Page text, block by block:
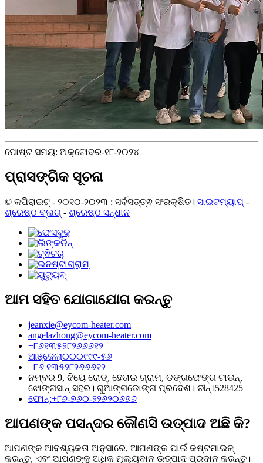
ପୋଷ୍ଟ ସମୟ: ଅକ୍ଟୋବର-୧୮-୨୦୨୪
ପ୍ରାସଙ୍ଗିକ ସୂଚନା
© କପିରାଇଟ୍ - ୨୦୧୦-୨୦୨୩ : ସର୍ବସତ୍ତ୍ଵ ସଂରକ୍ଷିତ। ସାଇଟମ୍ୟାପ୍ -
ଶ୍ରେଷ୍ଠ ବ୍ଲଗ୍ - ଶ୍ରେଷ୍ଠ ସନ୍ଧାନ
ଆମ ସହିତ ଯୋଗାଯୋଗ କରନ୍ତୁ
jeanxie@eycom-heater.com
angelazhong@eycom-heater.com
+୮୬୧୩୫୨୮୨୬୬୬୧୨
ଆଞ୍ଜେଲା୦୦୦୯୯୯-୫୬
+୮୬ ୧୩୫୨୮୨୬୬୬୧୨
ନମ୍ବର 9, ଝିୟେ ରୋଡ୍, ହେତାଇ ଗ୍ରାମ, ଡଙ୍ଗଫେଙ୍ଗ ଟାଉନ୍,
ଝୋଙ୍ଗସାନ୍ ସହର। ଗୁଆଙ୍ଗଡୋଙ୍ଗ ପ୍ରଦେଶ। ଚୀନ୍।528425
ଫୋନ୍:+୮୬-୭୬୦-୨୨୬୨୦୬୭୬
ଆପଣଙ୍କ ପସନ୍ଦର କୌଣସି ଉତ୍ପାଦ ଅଛି କି?
ଆପଣଙ୍କ ଆବଶ୍ୟକତା ଅନୁସାରେ, ଆପଣଙ୍କ ପାଇଁ କଷ୍ଟମାଇଜ୍
କରନ୍ତୁ, ଏବଂ ଆପଣଙ୍କୁ ଅଧିକ ମୂଲ୍ୟବାନ ଉତ୍ପାଦ ପ୍ରଦାନ କରନ୍ତୁ।